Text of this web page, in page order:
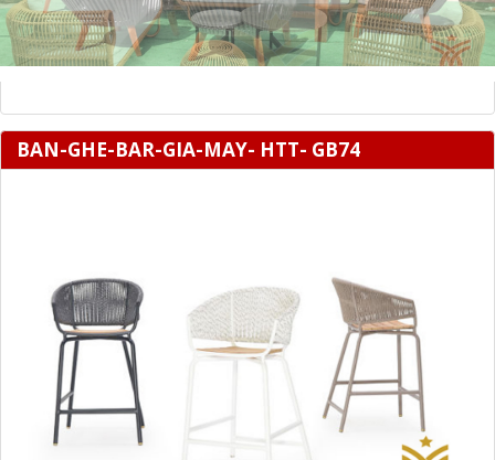
BAN-GHE-BAR-GIA-MAY- HTT- GB74